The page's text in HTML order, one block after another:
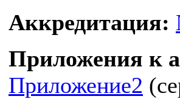
Аккредитация:
Приложения к
Приложение2